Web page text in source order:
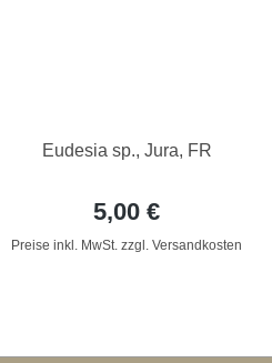
Eudesia sp., Jura, FR
5,00 €
Preise inkl. MwSt. zzgl. Versandkosten